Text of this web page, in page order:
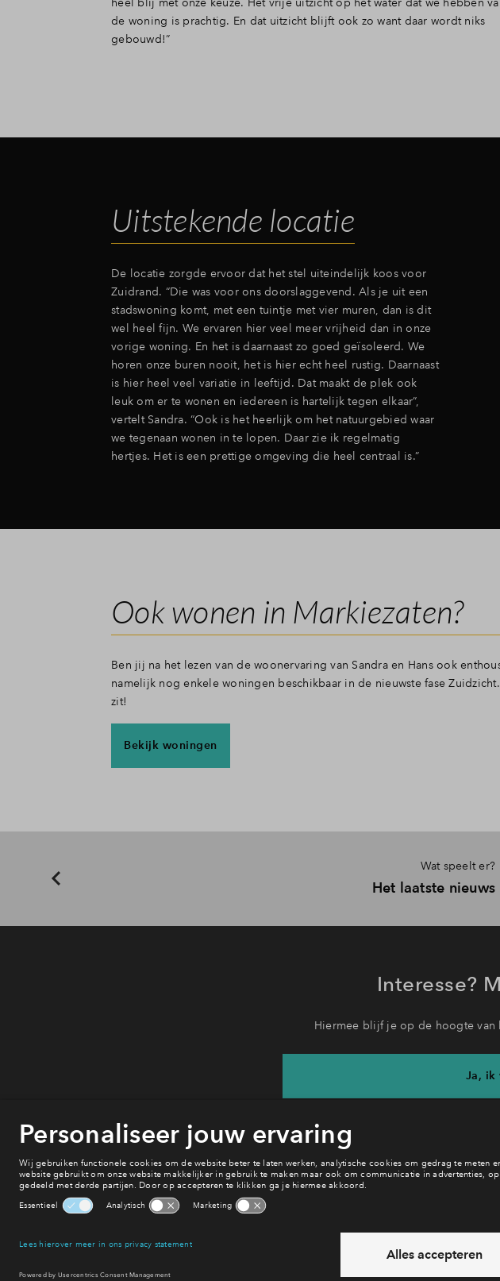
de woning is prachtig. En dat uitzicht blijft ook zo want daar wordt niks
gebouwd!”
Uitstekende locatie
De locatie zorgde ervoor dat het stel uiteindelijk koos voor
Zuidrand. “Die was voor ons doorslaggevend. Als je uit een
stadswoning komt, met een tuintje met vier muren, dan is dit
wel heel fijn. We ervaren hier veel meer vrijheid dan in onze
vorige woning. En het is daarnaast zo goed geïsoleerd. We
horen onze buren nooit, het is hier echt heel rustig. Daarnaast
is hier heel veel variatie in leeftijd. Dat maakt de plek ook
leuk om er te wonen en iedereen is hartelijk tegen elkaar”,
vertelt Sandra. “Ook is het heerlijk om het natuurgebied waar
we tegenaan wonen in te lopen. Daar zie ik regelmatig
hertjes. Het is een prettige omgeving die heel centraal is.”
Ook wonen in Markiezaten?
Ben jij na het lezen van de woonervaring van Sandra en Hans ook
namelijk nog enkele woningen beschikbaar in de nieuwste fase
zit!
Bekijk woningen
Wat speelt er?
Het laatste nieuws
Interesse?
Hiermee blijf je op de hoogte van
Ja, ik
Heb je een vraag en wil je
6 dagen per week